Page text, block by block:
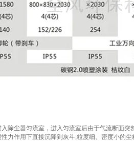
除尘器匀流室，进入匀流室后由于气流断面突
力作用下直接沉降到灰斗;粒度细、密度小的尘